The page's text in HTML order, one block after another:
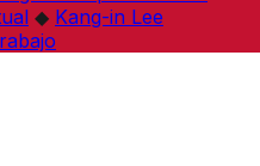
◆ Kang-in Lee